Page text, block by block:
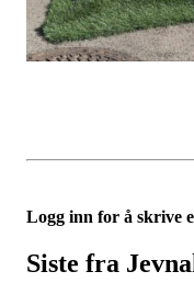
Logg inn for å skrive
Siste fra